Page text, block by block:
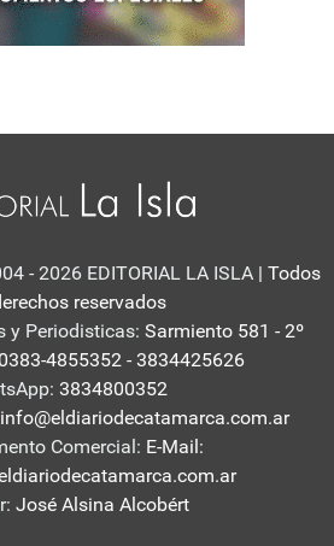
- 2026 EDITORIAL LA ISLA | Todos
reservados
y Periodisticas: Sarmiento 581 - 2º
4855352 - 3834425626
3834800352
info@eldiariodecatamarca.com.ar
Comercial: E-Mail:
José Alsina Alcobért